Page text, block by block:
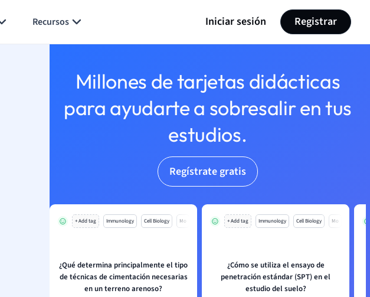
Recursos Iniciar sesión Registrar
Millones de tarjetas didácticas
para ayudarte a sobresalir en tus
estudios.
Regístrate gratis
+ Add tag Immunology Cell Biology Mo
¿Qué determina principalmente el tipo
de técnicas de cimentación necesarias
en un terreno arenoso?
+ Add tag Immunology Cell Biology Mo
¿Cómo se utiliza el ensayo de
penetración estándar (SPT) en el
estudio del suelo?